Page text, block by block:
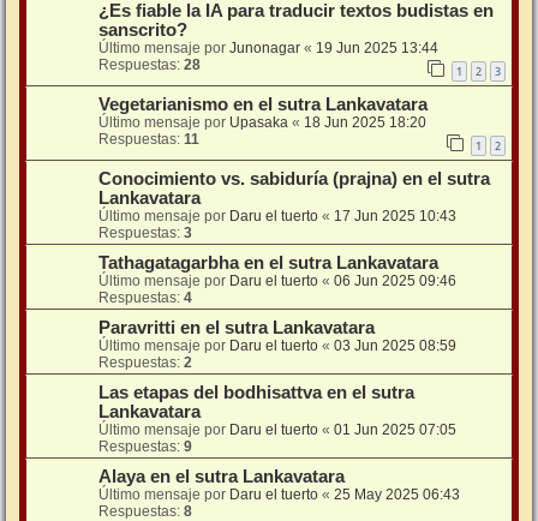
¿Es fiable la IA para traducir textos budistas en
sanscrito?
Último mensaje por Junonagar « 19 Jun 2025 13:44
Respuestas: 28 1 2 3
Vegetarianismo en el sutra Lankavatara
Último mensaje por Upasaka « 18 Jun 2025 18:20
Respuestas: 11 1 2
Conocimiento vs. sabiduría (prajna) en el sutra
Lankavatara
Último mensaje por Daru el tuerto « 17 Jun 2025 10:43
Respuestas: 3
Tathagatagarbha en el sutra Lankavatara
Último mensaje por Daru el tuerto « 06 Jun 2025 09:46
Respuestas: 4
Paravritti en el sutra Lankavatara
Último mensaje por Daru el tuerto « 03 Jun 2025 08:59
Respuestas: 2
Las etapas del bodhisattva en el sutra
Lankavatara
Último mensaje por Daru el tuerto « 01 Jun 2025 07:05
Respuestas: 9
Alaya en el sutra Lankavatara
Último mensaje por Daru el tuerto « 25 May 2025 06:43
Respuestas: 8